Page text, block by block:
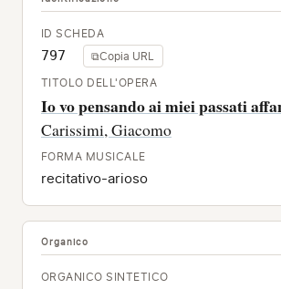
ID SCHEDA
797 ⧉Copia URL
TITOLO DELL'OPERA
Io vo pensando ai miei passati
Carissimi, Giacomo
FORMA MUSICALE
recitativo-arioso
Organico
ORGANICO SINTETICO